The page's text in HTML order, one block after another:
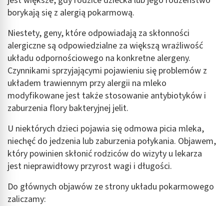
borykają się z alergią pokarmową.
Niestety, geny, które odpowiadają za skłonności
alergiczne są odpowiedzialne za większą wrażliwość
układu odpornościowego na konkretne alergeny.
Czynnikami sprzyjającymi pojawieniu się problemów z
układem trawiennym przy alergii na mleko
modyfikowane jest także stosowanie antybiotyków i
zaburzenia flory bakteryjnej jelit.
U niektórych dzieci pojawia się odmowa picia mleka,
niechęć do jedzenia lub zaburzenia połykania. Objawem,
który powinien skłonić rodziców do wizyty u lekarza
jest nieprawidłowy przyrost wagi i długości.
Do głównych objawów ze strony układu pokarmowego
zaliczamy: